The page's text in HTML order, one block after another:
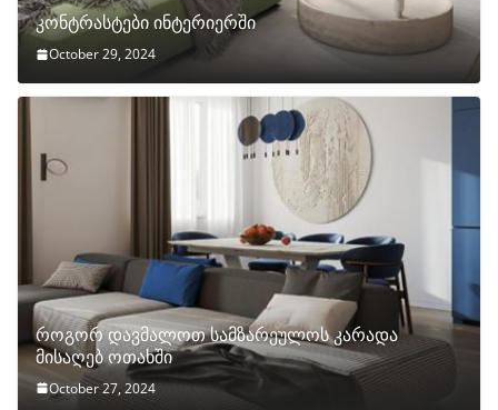
კონტრასტები ინტერიერში
October 29, 2024
როგორ დავმალოთ სამზარეულოს კარადა
მისაღებ ოთახში
October 27, 2024